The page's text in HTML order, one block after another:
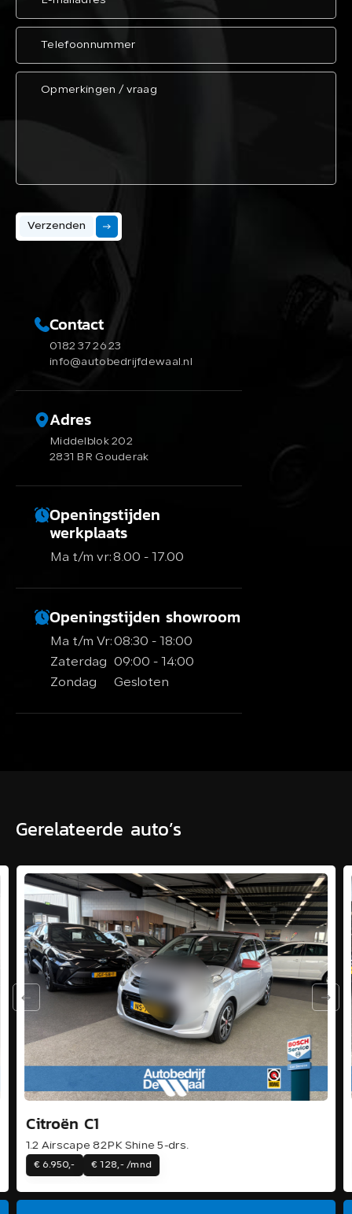
Verzenden
Contact
0182 37 26 23
info@autobedrijfdewaal.nl
Adres
Middelblok 202
2831 BR Gouderak
Openingstijden
werkplaats
Ma t/m vr:8.00 - 17.00
Openingstijden showroom
Ma t/m Vr:08:30 - 18:00
Zaterdag
09:00 - 14:00
Zondag
Gesloten
Gerelateerde auto’s
Citroën C1
1.2 Airscape 82PK Shine 5-drs.
€ 6.950,- € 128,- /mnd